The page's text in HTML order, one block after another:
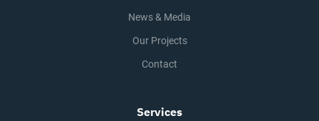
News & Media
Our Projects
Contact
Services